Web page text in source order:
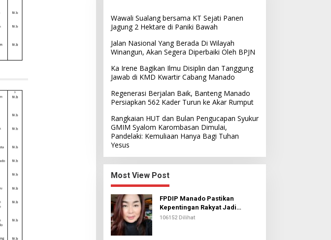
Wawali Sualang bersama KT Sejati Panen
Jagung 2 Hektare di Paniki Bawah
Jalan Nasional Yang Berada Di Wilayah
Winangun, Akan Segera Diperbaiki Oleh BPJN
Ka Irene Bagikan Ilmu Disiplin dan Tanggung
Jawab di KMD Kwartir Cabang Manado
Regenerasi Berjalan Baik, Banteng Manado
Persiapkan 562 Kader Turun ke Akar Rumput
Rangkaian HUT dan Bulan Pengucapan Syukur
GMIM Syalom Karombasan Dimulai,
Pandelaki: Kemuliaan Hanya Bagi Tuhan
Yesus
Most View Post
FPDIP Manado Pastikan
Kepentingan Rakyat Jadi
Prioritas Dalam Perjuangan
106152 Dilihat